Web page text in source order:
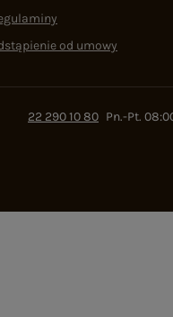
od umowy
22 290 10 80 Pn.-Pt.